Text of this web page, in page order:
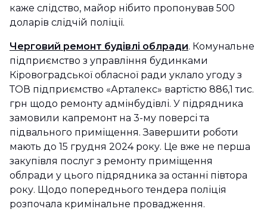
каже слідство, майор нібито пропонував 500
доларів слідчій поліції.
Черговий ремонт будівлі облради. Комунальне
підприємство з управління будинками
Кіровоградської обласної ради уклало угоду з
ТОВ підприємство «Арталекс» вартістю 886,1 тис.
грн щодо ремонту адмінбудівлі. У підрядника
замовили капремонт на 3-му поверсі та
підвального приміщення. Завершити роботи
мають до 15 грудня 2024 року. Це вже не перша
закупівля послуг з ремонту приміщення
облради у цього підрядника за останні півтора
року. Щодо попереднього тендера поліція
розпочала кримінальне провадження.